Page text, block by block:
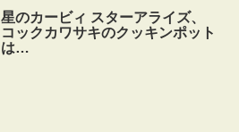
星のカービィ スターアライズ、
コックカワサキのクッキンポット
は…